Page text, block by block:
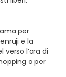
per
e la
l’ora di
o per